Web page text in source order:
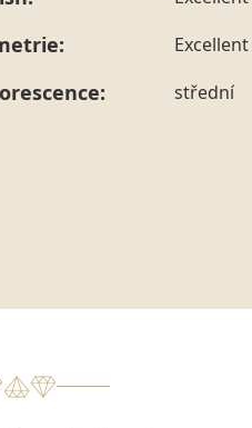
prstenu násExcellent
střední